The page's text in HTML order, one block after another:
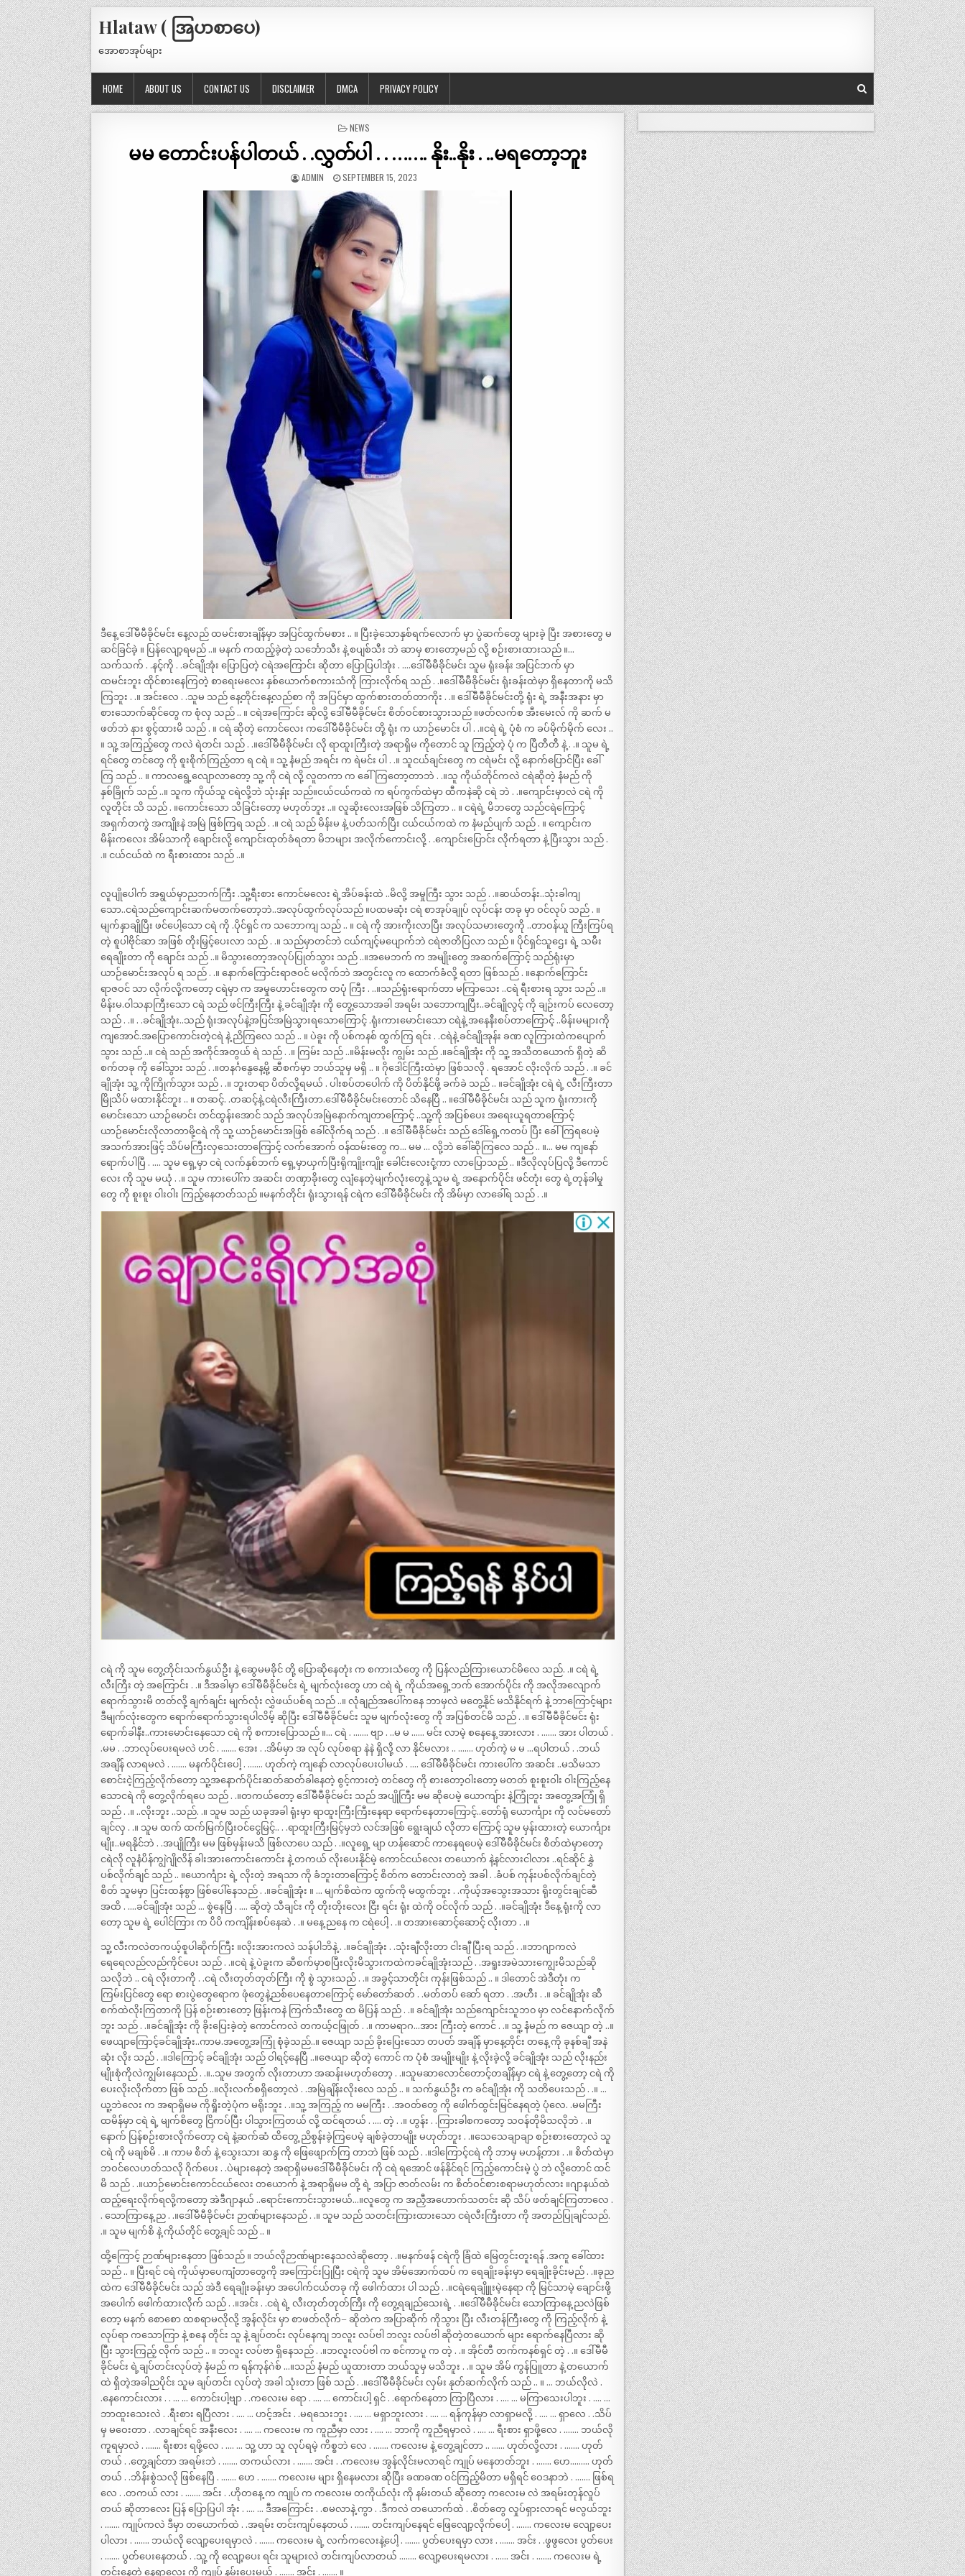
Hlataw ( အြပာစာပေ)
အောစာအုပ်များ
HOME ABOUT US CONTACT US DISCLAIMER DMCA PRIVACY POLICY
POSTED
IN
NEWS
မမ တောင်းပန်ပါတယ် . .လွှတ်ပါ . . ……. နိုး..နိုး . ..မရတော့ဘူး
ADMIN SEPTEMBER 15, 2023
ဒီနေ့ ဒေါ်မီမီခိုင်မင်း နေ့လည် ထမင်းစားချိန်မှာ အပြင်ထွက်မစား .. ။ ပြီးခဲ့သောနှစ်ရက်လောက် မှာ ပွဲဆက်တွေ များခဲ့ ပြီး အစားတွေ မ
ဆင်ခြင်ခဲ့ ။ ပြန်လျော့ရမည် ..။ မနက် ကထည့်ခဲ့တဲ့ သင်္ဘောသီး နဲ့ စပျစ်သီး ဘဲ ဆာမှ စားတော့မည် လို့ စဉ်းစားထားသည် ။…
သက်သက် . .နင့်ကို . .ခင်ချိုအုံး ပြောပြတဲ့ ငရဲအကြောင်း ဆိုတာ ပြောပြပါအုံး . ….ဒေါ်မီမီခိုင်မင်း သူမ ရုံးခန်း အပြင်ဘက် မှာ
ထမင်းဘူး ထိုင်စားနေကြတဲ့ စာရေးမလေး နှစ်ယောက်စကားသံကို ကြားလိုက်ရ သည် . .။ဒေါ်မီမီခိုင်မင်း ရုံးခန်းထဲမှာ ရှိနေတာကို မသိ
ကြဘူး . .။ အင်းလေ . .သူမ သည် နေ့တိုင်းနေ့လည်စာ ကို အပြင်မှာ ထွက်စားတတ်တာကိုး . .။ ဒေါ်မီမီခိုင်မင်းတို့ ရုံး ရဲ့ အနီးအနား မှာ
စားသောက်ဆိုင်တွေ က စုံလှ သည် .. ။ ငရဲအကြောင်း ဆိုလို့ ဒေါ်မီမီခိုင်မင်း စိတ်ဝင်စားသွားသည် ။ဖတ်လက်စ အီးမေးလ် ကို ဆက် မ
ဖတ်ဘဲ နား စွင့်ထားမိ သည် . ။ ငရဲ ဆိုတဲ့ ကောင်လေး ကဒေါ်မီမီခိုင်မင်း တို့ ရုံး က ယာဉ်မောင်း ပါ . .။ငရဲ ရဲ့ ပုံစံ က ခပ်မိုက်မိုက် လေး ..
။ သူ့ အကြည့်တွေ ကလဲ ရဲတင်း သည် . .။ဒေါ်မီမီခိုင်မင်း လို ရာထူးကြီးတဲ့ အရာရှိမ ကိုတောင် သူ ကြည့်တဲ့ ပုံ က ပြီတီတီ နဲ့ . .။ သူမ ရဲ့
ရင်တွေ တင်တွေ ကို စူးစိုက်ကြည့်တာ ရ ငရဲ ။ သူ့ နံမည် အရင်း က ရဲမင်း ပါ . .။ သူငယ်ချင်းတွေ က ငရဲမင်း လို့ နောက်ပြောင်ပြီး ခေါ်
ကြ သည် .. ။ ကာလရွေ့လျောလာတော့ သူ့ ကို ငရဲ လို့ လူတကာ က ခေါ်ကြတော့တာဘဲ . .။သူ ကိုယ်တိုင်ကလဲ ငရဲဆိုတဲ့ နံမည် ကို
နှစ်ခြိုက် သည် ..။ သူက ကိုယ်သူ ငရဲလို့ဘဲ သုံးနှုံး သည်။ငယ်ငယ်ကထဲ က ရပ်ကွက်ထဲမှာ ထီကနဲဆို ငရဲ ဘဲ . .။ကျောင်းမှာလဲ ငရဲ ကို
လူတိုင်း သိ သည် . ။ကောင်းသော သိခြင်းတော့ မဟုတ်ဘူး ..။ လူဆိုးလေးအဖြစ် သိကြတာ .. ။ ငရဲရဲ့ မိဘတွေ သည်ငရဲကြောင့်
အရှက်တကွဲ အကျိုးနဲ အမြဲ ဖြစ်ကြရ သည် . .။ ငရဲ သည် မိန်းမ နဲ့ ပတ်သက်ပြီး ငယ်ငယ်ကထဲ က နံမည်ပျက် သည် . ။ ကျောင်းက
မိန်းကလေး အိမ်သာကို ချောင်းလို့ ကျောင်းထုတ်ခံရတာ မိဘများ အလိုက်ကောင်းလို့ . .ကျောင်းပြောင်း လိုက်ရတာ နဲ့ ပြီးသွား သည် .
.။ ငယ်ငယ်ထဲ က ရီးစားထား သည် ..။
လူပျိုပေါက် အရွယ်မှာညဘက်ကြီး .သူ့ရီးစား ကောင်မလေး ရဲ့အိပ်ခန်းထဲ ..မိလို့ အမှုကြီး သွား သည် . .။ဆယ်တန်း..သုံးခါကျ
သော..ငရဲသည်ကျောင်းဆက်မတက်တော့ဘဲ..အလုပ်ထွက်လုပ်သည် ။ပထမဆုံး ငရဲ စာအုပ်ချုပ် လုပ်ငန်း တခု မှာ ဝင်လုပ် သည် . ။
မျက်နှာချိုပြီး ဖင်ပေါ့သော ငရဲ ကို .ပိုင်ရှင် က သဘောကျ သည် .. ။ ငရဲ ကို အားကိုးလာပြီး အလုပ်သမားတွေကို ..တာဝန်ယူ ကြီးကြပ်ရ
တဲ့ စူပါဗိုင်ဆာ အဖြစ် တိုးမြှင့်ပေးလာ သည် . .။ သည်မှာတင်ဘဲ ငယ်ကျင့်မပျောက်ဘဲ ငရဲဇာတိပြလာ သည် ။ ပိုင်ရှင်သူဌေး ရဲ့ သမီး
ရေချိုးတာ ကို ချောင်း သည် ..။ မိသွားတော့အလုပ်ပြုတ်သွား သည် ..။အမေဘက် က အမျိုးတွေ အဆက်ကြောင့် သည်ရုံးမှာ
ယာဉ်မောင်းအလုပ် ရ သည် . .။ နောက်ကြောင်းရာဇဝင် မလိုက်ဘဲ အတွင်းလူ က ထောက်ခံလို့ ရတာ ဖြစ်သည် . ။နောက်ကြောင်း
ရာဇဝင် သာ လိုက်လို့ကတော့ ငရဲမှာ က အမှုဟောင်းတွေက တပုံ ကြီး . ..။သည်ရုံးရောက်တာ မကြာသေး ..ငရဲ ရီးစားရ သွား သည် ..။
မိန်းမ.ဝါသနာကြီးသော ငရဲ သည် ဖင်ကြီးကြီး နဲ့ ခင်ချိုအုံး ကို တွေ့သောအခါ အရမ်း သဘောကျပြီး..ခင်ချိုလွင့် ကို ချဉ်းကပ် လေတော့
သည် . .။ . .ခင်ချိုအုံး..သည် ရုံးအလုပ်နဲ့အပြင်အမြဲသွားရသောကြောင့် .ရုံးကားမောင်းသော ငရဲနဲ့ အနေနီးစပ်တာကြောင့် ..မိန်းမများကို
ကျအောင်.အပြောကောင်းတဲ့ငရဲ နဲ့ ညိကြလေ သည် .. ။ ပဲခူး ကို ပစ်ကနစ် ထွက်ကြ ရင်း . .ငရဲနဲ့ ခင်ချိုအုန်း ခဏ လူကြားထဲကပျောက်
သွား သည် ..။ ငရဲ သည် အကိုင်အတွယ် ရဲ သည် . .။ ကြမ်း သည် ..။မိန်းမလိုး ကျွမ်း သည် .။ခင်ချိုအုံး ကို သူ့ အသိတယောက် ရှိတဲ့ ဆိ
စက်တခု ကို ခေါ်သွား သည် . .။တနင်္ဂနွေနေ့မို့ ဆီစက်မှာ ဘယ်သူမှ မရှိ .. ။ ဂိုဒေါင်ကြီးထဲမှာ ဖြစ်သလို . ရအောင် လိုးလိုက် သည် . .။ ခင်
ချိုအုံး သူ့ ကိုကြိုက်သွား သည် . .။ ဘူးတရာ ပိတ်လို့ရမယ် . ပါးစပ်တပေါက် ကို ပိတ်နိုင်ဖို့ ခက်ခဲ သည် .. ။ခင်ချိုအုံး ငရဲ ရဲ့ လီးကြီးတာ
မြိုသိပ် မထားနိုင်ဘူး .. ။ တဆင့်. .တဆင့်နဲ့.ငရဲလီးကြီးတာ.ဒေါ်မီမီခိုင်မင်းတောင် သိနေပြီ .. ။ဒေါ်မီမီခိုင်မင်း သည် သူက ရုံးကားကို
မောင်းသော ယာဉ်မောင်း တင်ထွန်းအောင် သည် အလုပ်အမြဲနောက်ကျတာကြောင့် ..သူ့ကို အပြစ်ပေး အရေးယူရတာကြောင့်
ယာဉ်မောင်းလိုလာတာမို့ငရဲ ကို သူ့ ယာဉ်မောင်းအဖြစ် ခေါ်လိုက်ရ သည် . .။ ဒေါ်မီမီခိုင်မင်း သည် ဒေါ်ရှေ့ကတပ် ပြီး ခေါ်ကြရပေမဲ့
အသက်အားဖြင့် သိပ်မကြီးလှသေးတာကြောင့် လက်အောက် ဝန်ထမ်းတွေ က… မမ … လို့ဘဲ ခေါ်ဆိုကြလေ သည် .. ။… မမ ကျနော်
ရောက်ပါပြီ . …. သူမ ရှေ့မှာ ငရဲ လက်နှစ်ဘက် ရှေ့မှာယှက်ပြီးရိုကျိုးကျိုး ခေါင်းလေးငုံ့ကာ လာပြောသည် .. ။ဒီလိုလုပ်ပြလို့ ဒီကောင်
လေး ကို သူမ မယုံ . .။ သူမ ကားပေါ်က အဆင်း တဏှာခိုးတွေ လျံနေတဲ့မျက်လုံးတွေနဲ့ သူမ ရဲ့ အနောက်ပိုင်း ဖင်တုံး တွေ ရဲ့တုန်ခါမှု
တွေ ကို စူးစူး ဝါးဝါး ကြည့်နေတတ်သည် ။မနက်တိုင်း ရုံးသွားရန် ငရဲက ဒေါ်မီမီခိုင်မင်း ကို အိမ်မှာ လာခေါ်ရ သည် . .။
ငရဲ ကို သူမ တွေ့တိုင်းသက်နွယ်ဦး နဲ့ ဆွေမမခိုင် တို့ ပြောဆိုနေတုံး က စကားသံတွေ ကို ပြန်လည်ကြားယောင်မိလေ သည်. .။ ငရဲ ရဲ့
လီးကြီး တဲ့ အကြောင်း . .။ ဒီအခါမှာ ဒေါ်မီမီခိုင်မင်း ရဲ့ မျက်လုံးတွေ ဟာ ငရဲ ရဲ့ ကိုယ်အရှေ့ဘက် အောက်ပိုင်း ကို အလိုအလျောက်
ရောက်သွားမိ တတ်လို့ ချက်ချင်း မျက်လုံး လွှဲဖယ်ပစ်ရ သည် ..။ လုံချည်အပေါ်ကနေ ဘာမှလဲ မတွေ့နိုင် မသိနိုင်ရက် နဲ့ ဘာကြောင့်များ
ဒီမျက်လုံးတွေက ရောက်ရောက်သွားရပါလိမ့် ဆိုပြီး ဒေါ်မီမီခိုင်မင်း သူမ မျက်လုံးတွေ ကို အပြစ်တင်မိ သည် . .။ ဒေါ်မီမီခိုင်မင်း ရုံး
ရောက်ခါနီး..ကားမောင်းနေသော ငရဲ ကို စကားပြောသည် ။… ငရဲ . ……. ဗျာ . ..မ မ …… မင်း လာမဲ့ စနေနေ့ အားလား . ……. အား ပါတယ် .
.မမ . .ဘာလုပ်ပေးရမလဲ ဟင် . ……. အေး . .အိမ်မှာ အ လုပ် လုပ်စရာ နဲနဲ ရှိလို့ လာ နိုင်မလား .. ……. ဟုတ်ကဲ့ မ မ …ရပါတယ် . .ဘယ်
အချိန် လာရမလဲ . ……. မနက်ပိုင်းပေါ့ . ……. ဟုတ်ကဲ့ ကျနော် လာလုပ်ပေးပါမယ် . …. ဒေါ်မီမီခိုင်မင်း ကားပေါ်က အဆင်း ..မသိမသာ
စောင်းငဲ့ကြည့်လိုက်တော့ သူ့အနောက်ပိုင်းဆတ်ဆတ်ခါနေတဲ့ စွင့်ကားတဲ့ တင်တွေ ကို စားတော့ဝါးတော့ မတတ် စူးစူးဝါး ဝါးကြည့်နေ
သောငရဲ ကို တွေ့လိုက်ရပေ သည် . .။တကယ်တော့ ဒေါ်မီမီခိုင်မင်း သည် အပျိုကြီး မမ ဆိုပေမဲ့ ယောကျ်ား နဲ့ကြုံဘူး အတွေ့အကြုံ ရှိ
သည် . .။ ..လိုးဘူး ..သည်. .။ သူမ သည် ယခုအခါ ရုံးမှာ ရာထူးကြီးကြီးနေရာ ရောက်နေတာကြောင့်..တော်ရုံ ယောင်္ကျား ကို လင်မတော်
ချင်လှ . .။ သူမ ထက် ထက်မြက်ပြီးဝင်ငွေမြင့်.. . .ရာထူးကြီးမြင့်မှဘဲ လင်အဖြစ် ရွေးချယ် လိုတာ ကြောင့် သူမ မှန်းထားတဲ့ ယောင်္ကျား
မျိုး..မရနိုင်ဘဲ . .အပျိုကြီး မမ ဖြစ်မှန်းမသိ ဖြစ်လာပေ သည် . .။လူရှေ့ မျာ ဟန်ဆောင် ကာနေရပေမဲ့ ဒေါ်မီမီခိုင်မင်း စိတ်ထဲမှာတော့
ငရဲလို လူနံပိန်ကျွဲဂျိုလိန် ခါးအားကောင်းကောင်း နဲ့ တကယ် လိုးပေးနိုင်မဲ့ ကောင်ငယ်လေး တယောက် နဲ့နင်လားငါလား ..ရင်ဆိုင် နွှဲ
ပစ်လိုက်ချင် သည် .. ။ယောင်္ကျား ရဲ့ လိုးတဲ့ အရသာ ကို ခံဘူးတာကြောင့် စိတ်က တောင်းလာတဲ့ အခါ . .ခံပစ် ကုန်းပစ်လိုက်ချင်တဲ့
စိတ် သူမမှာ ပြင်းထန်စွာ ဖြစ်ပေါ်နေသည် . .။ခင်ချိုအုံး ။ … မျက်စိထဲက ထွက်ကို မထွက်ဘူး . .ကိုယ့်အသွေးအသား ရိုးတွင်းချင်ဆီ
အထိ . ….ခင်ချိုအုံး သည် … စွဲနေပြီ . …. ဆိုတဲ့ သီချင်း ကို တိုးတိုးလေး ငြီး ရင်း ရုံး ထဲကို ဝင်လိုက် သည် . .။ခင်ချိုအုံး ဒီနေ့ ရုံးကို လာ
တော့ သူမ ရဲ့ ပေါင်ကြား က ပိပိ ကကျိန်းစပ်နေဆဲ . .။ မနေ့ ညနေ က ငရဲပေါ့ . .။ တအားဆောင့်ဆောင့် လိုးတာ . .။
သူ့ လီးကလဲတကယ့်စူပါဆိုက်ကြီး ။လိုးအားကလဲ သန်ပါဘိနဲ့ . .။ခင်ချိုအုံး . .သုံးချီလိုးတာ ငါးချီ ပြီးရ သည် . .။ဘာဂျာကလဲ
ရေရေလည်လည်ကိုင်ပေး သည် . .။ငရဲ နဲ့ ပဲခူးက ဆီစက်မှာစပြီးလိုးမိသွားကထဲကခင်ချိုအုံးသည် . .အရူးအမဲသားကျွေးမိသည်ဆို
သလိုဘဲ .. ငရဲ လိုးတာကို . .ငရဲ လီးတုတ်တုတ်ကြီး ကို စွဲ သွားသည် . .။ အခွင့်သာတိုင်း ကုန်းဖြစ်သည် .. ။ ဒါတောင် အဲဒီတုံး က
ကြမ်းပြင်တွေ ရော စားပွဲတွေရောက ဖုံတွေနဲ့ညစ်ပေနေတာကြောင့် မော်တော်ဆတ် . .မတ်တပ် ဆော် ရတာ . .အဟီး . .။ ခင်ချိုအုံး ဆီ
စက်ထဲလိုးကြတာကို ပြန် စဉ်းစားတော့ ဖြန်းကနဲ ကြက်သီးတွေ ထ မိပြန် သည် . .။ ခင်ချိုအုံး သည်ကျောင်းသူဘ၀ မှာ လင်နောက်လိုက်
ဘူး သည် . .။ခင်ချိုအုံး ကို ခိုးပြေးခဲ့တဲ့ ကောင်ကလဲ တကယ့်ငဖြုတ် . .။ ကာမရာဂ…အား ကြီးတဲ့ ကောင် . .။ သူ့ နံမည် က ဇေယျာ တဲ့ ..။
ဖေယျာကြောင့်ခင်ချိုအုံး..ကာမ.အတွေ့အကြုံ စုံခဲ့သည်..။ ဇေယျာ သည် ခိုးပြေးသော တပတ် အချိန် မှာနေ့တိုင်း တနေ့ ကို ခုနစ်ချီ အနဲ
ဆုံး လိုး သည် . .။ဒါကြောင့် ခင်ချိုအုံး သည် ဝါရင့်နေပြီ ..။ဇေယျာ ဆိုတဲ့ ကောင် က ပုံစံ အမျိုးမျိုး နဲ့ လိုးခဲ့လို့ ခင်ချိုအုံး သည် လိုးနည်း
မျိုးစုံကိုလဲကျွမ်းနေသည် . .။..သူမ အတွက် လိုးတာဟာ အဆန်းမဟုတ်တော့ . .။သူမဆာလောင်တောင့်တချိန်မှာ ငရဲ နဲ့ တွေ့တော့ ငရဲ ကို
ပေးလိုးလိုက်တာ ဖြစ် သည် ..။လိုးလက်စရှိတော့လဲ . .အမြဲချိန်းလိုးလေ သည် .. ။ သက်နွယ်ဦး က ခင်ချိုအုံး ကို သတိပေးသည် . .။ …
ယူ့ဘဲလေး က အရာရှိမမ ကိုရှိုးတဲ့ပုံက မရိုးဘူး . .။သူ့ အကြည့် က မမကြီး . .အဝတ်တွေ ကို ဖေါက်ထွင်းမြင်နေရတဲ့ ပုံလေ. .မမကြီး
ထမိန်မှာ ငရဲ ရဲ့ မျက်စိတွေ ငြိကပ်ပြီး ပါသွားကြတယ် လို့ ထင်ရတယ် . …. တဲ့ . .။ ဟွန်း . .ကြားခါစကတော့ သဝန်တိုမိသလိုဘဲ . .။
နောက် ပြန်စဉ်းစားလိုက်တော့ ငရဲ နဲ့ဆက်ဆံ ထိတွေ့ ညိစွန်းခဲ့ကြပေမဲ့ ချစ်ခဲ့တာမျိုး မဟုတ်ဘူး . .။သေသေချာချာ စဉ်းစားတော့လဲ သူ
ငရဲ ကို မချစ်မိ . .။ ကာမ စိတ် နဲ့ သွေးသား ဆန္ဒ ကို ဖြေဖျောက်ကြ တာဘဲ ဖြစ် သည် . .။ဒါကြောင့်ငရဲ ကို ဘာမှ မဟန့်တား . .။ စိတ်ထဲမှာ
ဘဝင်လေဟတ်သလို ဂိုက်ပေး . .ပဲများနေတဲ့ အရာရှိမမဒေါ်မီမီခိုင်မင်း ကို ငရဲ ရအောင် ဖန်နိုင်ရင် ကြည့်ကောင်းမဲ့ ပွဲ ဘဲ လို့တောင် ထင်
မိ သည် . .။ယာဉ်မောင်းကောင်ငယ်လေး တယောက် နဲ့ အရာရှိမမ တို့ ရဲ့ အပြာ ဇာတ်လမ်း က စိတ်ဝင်စားစရာမဟုတ်လား ။ဂျာနယ်ထဲ
ထည့်ရေးလိုက်ရလို့ကတော့ အဲဒီဂျာနယ် ..ရောင်းကောင်းသွားမယ်…။လူတွေ က အညှီအဟောက်သတင်း ဆို သိပ် ဖတ်ချင်ကြတာလေ .
. သောကြာနေ့ ည . .။ဒေါ်မီမီခိုင်မင်း ဉာဏ်များနေသည် . .။ သူမ သည် သတင်းကြားထားသော ငရဲလီးကြီးတာ ကို အတည်ပြုချင်သည်.
.။ သူမ မျက်စိ နဲ့ ကိုယ်တိုင် တွေ့ချင် သည် .. ။
ထို့ကြောင့် ဉာဏ်များနေတာ ဖြစ်သည် ။ ဘယ်လိုဉာဏ်များနေသလဲဆိုတော့ . .။မနက်ဖန် ငရဲကို ခြံထဲ မြေတွင်းတူးရန် .အကူ ခေါ်ထား
သည် .. ။ ပြီးရင် ငရဲ ကိုယ်မှာပေကျံတာတွေကို အကြောင်းပြုပြီး ငရဲကို သူမ အိမ်အောက်ထပ် က ရေချိုးခန်းမှာ ရေချိုးခိုင်းမည် . .။ခုည
ထဲက ဒေါ်မီမီခိုင်မင်း သည် အဲဒီ ရေချိုးခန်းမှာ အပေါက်ငယ်တခု ကို ဖေါက်ထား ပါ သည် . .။ငရဲရေချိုူးမဲ့နေရာ ကို မြင်သာမဲ့ ချောင်းဖို့
အပေါက် ဖေါက်ထားလိုက် သည် . .။အင်း . .ငရဲ ရဲ့ လီးတုတ်တုတ်ကြီး ကို တွေ့ရချည်သေးရဲ့ . .။ဒေါ်မီမီခိုင်မင်း သောကြာနေ့ ညလဲဖြစ်
တော့ မနက် စောစော ထစရာမလိုလို့ အွန်လိုင်း မှာ စာဖတ်လိုက်– ဆိုတဲက အပြာဆိုက် ကိုသွား ပြီး လီးတန်ကြီးတွေ ကို ကြည့်လိုက် နဲ့
လုပ်ရာ ကသောကြာ နဲ့ စနေ တိုင်း သူ နဲ့ ချပ်တင်း လုပ်နေကျ ဘလူး လပ်ဗါ ဘလူး လပ်ဗါ ဆိုတဲ့တယောက် များ ရောက်နေပြီလား ဆို
ပြီး သွားကြည့် လိုက် သည် .. ။ ဘလူး လပ်ဗာ ရှိနေသည် . .။ဘလူးလပ်ဗါ က စင်ကာပူ က တဲ့ . .။ အိုင်တီ တက်ကနစ်ရှင် တဲ့ . .။ ဒေါ်မီမီ
ခိုင်မင်း ရဲ့ချပ်တင်းလုပ်တဲ့ နံမည် က ရန်ကုန်ဂဲစ် …။သည် နံမည် ယူထားတာ ဘယ်သူမှ မသိဘူး . .။ သူမ အိမ် ကွန်ပြူတာ နဲ့ တယောက်
ထဲ ရှိတဲ့အခါညပိုင်း သူမ ချပ်တင်း လုပ်တဲ့ အခါ သုံးတာ ဖြစ် သည် . .။ဒေါ်မီမီခိုင်မင်း လှမ်း နုတ်ဆက်လိုက် သည် .. ။ … ဘယ်လိုလဲ .
.နေကောင်းလား . . … … ကောင်းပါ့ဗျာ . .ကလေးမ ရော . …. … ကောင်းပါ့ ရှင် . .ရောက်နေတာ ကြာပြီလား . …. … မကြာသေးပါဘူး . …. …
ဘာထူးသေးလဲ . .ရီးစား ရပြီလား . …. … ဟင့်အင်း . .မရသေးဘူး . …. … မရှာဘူးလား . …. … ရန်ကုန်မှာ လာရှာမလို့ . …. … ရှာလေ . .သိပ်
မှ မဝေးတာ . .လာချင်ရင် အနီးလေး . …. … ကလေးမ က ကူညီမှာ လား . …. … ဘာကို ကူညီရမှာလဲ . …. … ရီးစား ရှာဖို့လေ . ……. ဘယ်လို
ကူရမှာလဲ . ……. ရီးစား ရဖို့လေ . …. … သူ့ ဟာ သူ လုပ်ရမဲ့ ကိစ္စဘဲ လေ . ……. ကလေးမ နဲ့ တွေ့ချင်တာ .. …… ဟုတ်လို့လား . ……. ဟုတ်
တယ် . .တွေ့ချင်တာ အရမ်းဘဲ . ……. တကယ်လား . ……. အင်း . .ကလေးမ အွန်လိုင်းမလာရင် ကျုပ် မနေတတ်ဘူး . ……. ဟေ……… ဟုတ်
တယ် . .ဘိန်းစွဲသလို ဖြစ်နေပြီ . ……. ဟေ . ……. ကလေးမ များ ရှိနေမလား ဆိုပြီး ခဏခဏ ဝင်ကြည့်မိတာ မရှိရင် ဝေဒနာဘဲ . ……. ဖြစ်ရ
လေ . .တကယ် လား . ……. အင်း . .ဟိုတနေ့ က ကျုပ် က ကလေးမ တကိုယ်လုံး ကို နမ်းတယ် ဆိုတော့ ကလေးမ လဲ အရမ်းတုန်လှုပ်
တယ် ဆိုတာလေး ပြန် ပြောပြပါ အုံး . …. … ဒီအကြောင်း . .စမလာနဲ့ ကွာ . .ဒီကလဲ တယောက်ထဲ . .စိတ်တွေ လှုပ်ရှားလာရင် မလွယ်ဘူး
. ……. ကျုပ်ကလဲ ဒီမှာ တယောက်ထဲ . .အရမ်း တင်းကျပ်နေတယ် . ……. တင်းကျပ်နေရင် ဖြေလျော့လိုက်ပေါ့ . ……. ကလေးမ လျော့ပေး
ပါလား . ……. ဘယ်လို လျော့ပေးရမှာလဲ . ……. ကလေးမ ရဲ့ လက်ကလေးနဲ့ပေါ့ . ……. ပွတ်ပေးရမှာ လား . ……. အင်း . .ဖွဖွလေး ပွတ်ပေး
. ……. ပွတ်ပေးနေတယ် . .သူ့ ကို လျော့ပေး ရင်း သူများလဲ တင်းကျပ်လာတယ် …….. လျော့ပေးရမလား . …… အင်း . ……. ကလေးမ ရဲ့
တင်းနေတဲ့ နေရာလေး ကို ကျုပ် နမ်းပေးမယ် . ……. အင်း . ……. ။